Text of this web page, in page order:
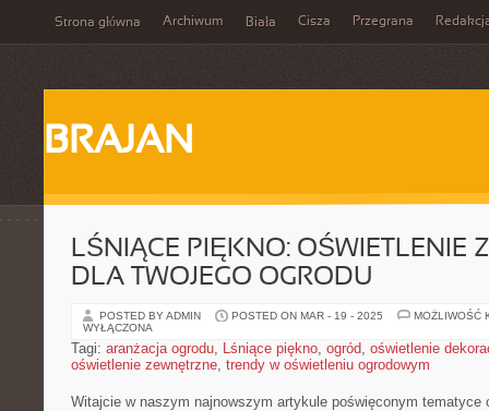
Strona główna Archiwum Biała Cisza Przegrana
BRAJAN
LŚNIĄCE PIĘKNO: OŚWIETLENIE
DLA TWOJEGO OGRODU
POSTED BY ADMIN POSTED ON MAR - 19 - 2025
MOŻLIWOŚĆ
WYŁĄCZONA
Tagi: aranżacja ogrodu, Lśniące piękno, ogród, oświetlenie
oświetlenie zewnętrzne, trendy w oświetleniu ogrodowym
Witajcie w naszym najnowszym artykule poświęconym tematyce